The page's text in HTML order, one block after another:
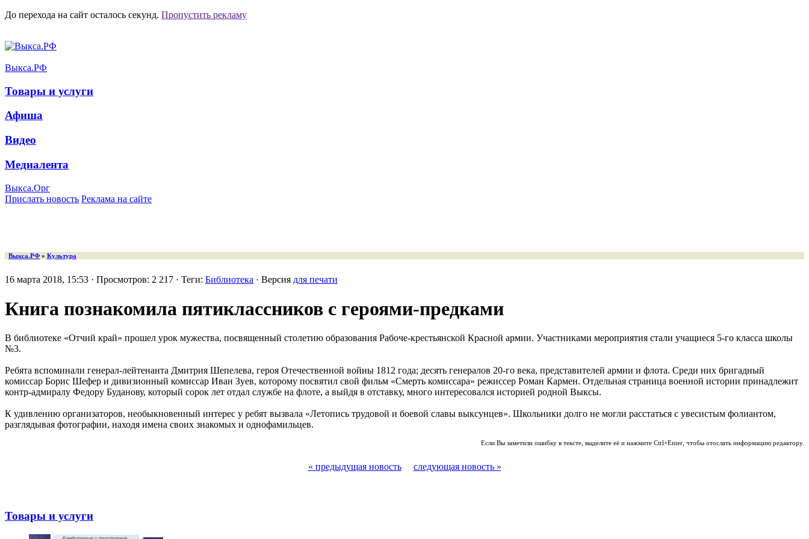
До перехода на сайт осталось секунд. Пропустить рекламу
Выкса.РФ
Товары и услуги
Афиша
Видео
Медиалента
Выкса.Орг
Прислать новость Реклама на сайте
Выкса.РФ » Культура
16 марта 2018, 15:53 · Просмотров: 2 217 · Теги: Библиотека · Версия для печати
Книга познакомила пятиклассников с героями-предками
В библиотеке «Отчий край» прошел урок мужества, посвященный столетию образования Рабоче-крестьянской Красной армии. Участниками мероприятия стали учащиеся 5-го класса школы
№3.
Ребята вспоминали генерал-лейтенанта Дмитрия Шепелева, героя Отечественной войны 1812 года; десять генералов 20-го века, представителей армии и флота. Среди них бригадный
комиссар Борис Шефер и дивизионный комиссар Иван Зуев, которому посвятил свой фильм «Смерть комиссара» режиссер Роман Кармен. Отдельная страница военной истории принадлежит
контр-адмиралу Федору Буданову, который сорок лет отдал службе на флоте, а выйдя в отставку, много интересовался историей родной Выксы.
К удивлению организаторов, необыкновенный интерес у ребят вызвала «Летопись трудовой и боевой славы выксунцев». Школьники долго не могли расстаться с увесистым фолиантом,
разглядывая фотографии, находя имена своих знакомых и однофамильцев.
Если Вы заметили ошибку в тексте, выделите её и нажмите Ctrl+Enter, чтобы отослать информацию редактору.
« предыдущая новость следующая новость »
Товары и услуги